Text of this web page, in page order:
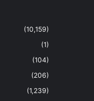
(10,159)
(1)
(104)
(206)
(1,239)